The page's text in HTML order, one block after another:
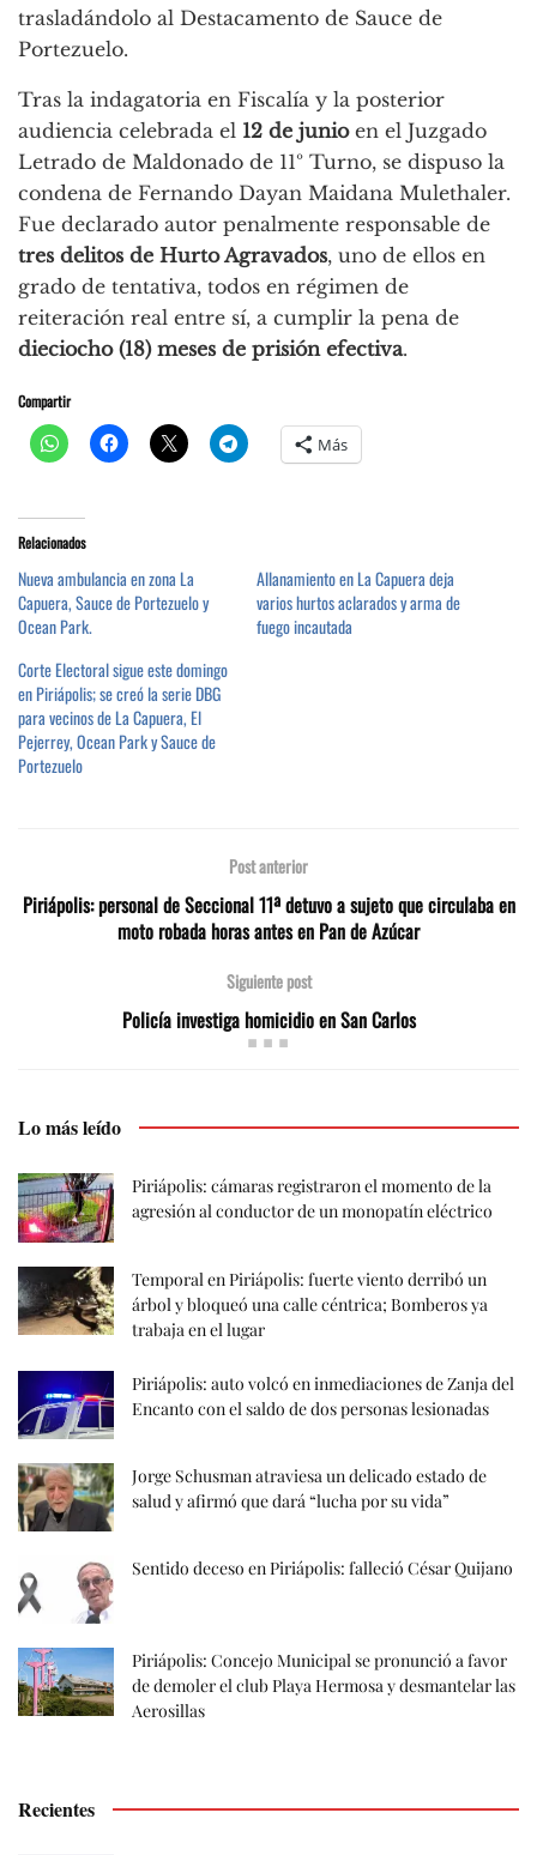
trasladándolo al Destacamento de Sauce de
Portezuelo.
Tras la indagatoria en Fiscalía y la posterior
audiencia celebrada el 12 de junioen el Juzgado
Letrado de Maldonado de 11º Turno, se dispuso la
condena de Fernando Dayan Maidana Mulethaler.
Fue declarado autor penalmente responsable de
tres delitos de Hurto Agravados, uno de ellos en
grado de tentativa, todos en régimen de
reiteración real entre sí, a cumplir la pena de
dieciocho (18) meses de prisión efectiva.
Compartir
Más
Relacionados
Nueva ambulancia en zona La
Capuera, Sauce de Portezuelo y
Ocean Park.
Allanamiento en La Capuera deja
varios hurtos aclarados y arma de
fuego incautada
Corte Electoral sigue este domingo
en Piriápolis; se creó la serie DBG
para vecinos de La Capuera, El
Pejerrey, Ocean Park y Sauce de
Portezuelo
Post anterior
Piriápolis: personal de Seccional 11ª detuvo a sujeto que circulaba en
moto robada horas antes en Pan de Azúcar
Siguiente post
Policía investiga homicidio en San Carlos
Lo más leído
Piriápolis: cámaras registraron el momento de la
agresión al conductor de un monopatín eléctrico
Temporal en Piriápolis: fuerte viento derribó un
árbol y bloqueó una calle céntrica; Bomberos ya
trabaja en el lugar
Piriápolis: auto volcó en inmediaciones de Zanja del
Encanto con el saldo de dos personas lesionadas
Jorge Schusman atraviesa un delicado estado de
salud y afirmó que dará “lucha por su vida”
Sentido deceso en Piriápolis: falleció César Quijano
Piriápolis: Concejo Municipal se pronunció a favor
de demoler el club Playa Hermosa y desmantelar las
Aerosillas
Recientes